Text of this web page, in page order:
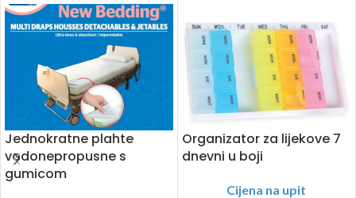
Jednokratne plahte
vodonepropusne s
gumicom
Organizator za lijekove 7
dnevni u boji
Cijena na upit